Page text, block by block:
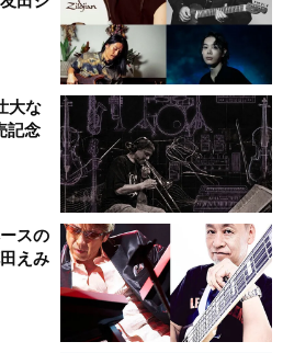
大な
記念
スの
えみ